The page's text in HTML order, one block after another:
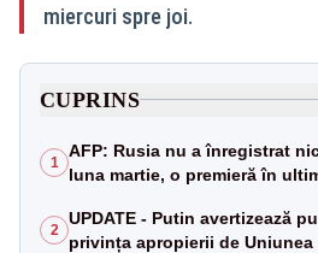
miercuri spre joi.
CUPRINS
1
AFP: Rusia nu a înregistrat
luna martie, o premieră în
2
UPDATE - Putin avertizează
privința apropierii de Uniunea